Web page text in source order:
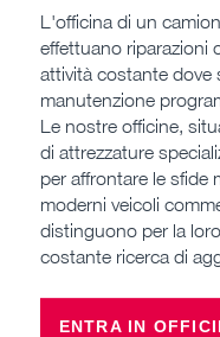
L'officina di un
effettuano riparazioni
attività costante dove
manutenzione
Le nostre officine,
di attrezzature
per affrontare le sfide
moderni veicoli
distinguono per la
costante ricerca di
ENTRA IN